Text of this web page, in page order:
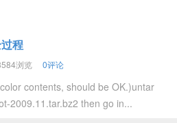
程
浏览 0评论
contents, should be OK.)untar
2009.11.tar.bz2 then go in...